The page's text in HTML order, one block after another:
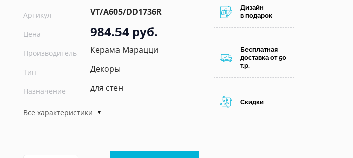
Артикул VT/A605/DD1736R
Цена 984.54 руб.
Производитель Керама Марацци
Тип Декоры
Назначение для стен
Все характеристики
Дизайн
в подарок
Бесплатная
доставка от 50
т.р.
Скидки